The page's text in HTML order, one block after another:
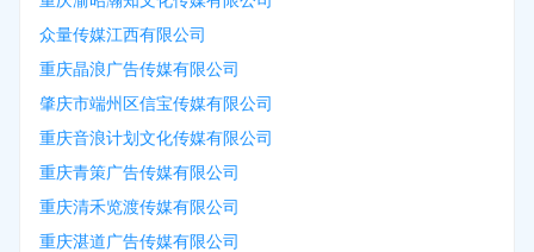
众量传媒江西有限公司
重庆晶浪广告传媒有限公司
肇庆市端州区信宝传媒有限公司
重庆音浪计划文化传媒有限公司
重庆青策广告传媒有限公司
重庆清禾览渡传媒有限公司
重庆湛道广告传媒有限公司